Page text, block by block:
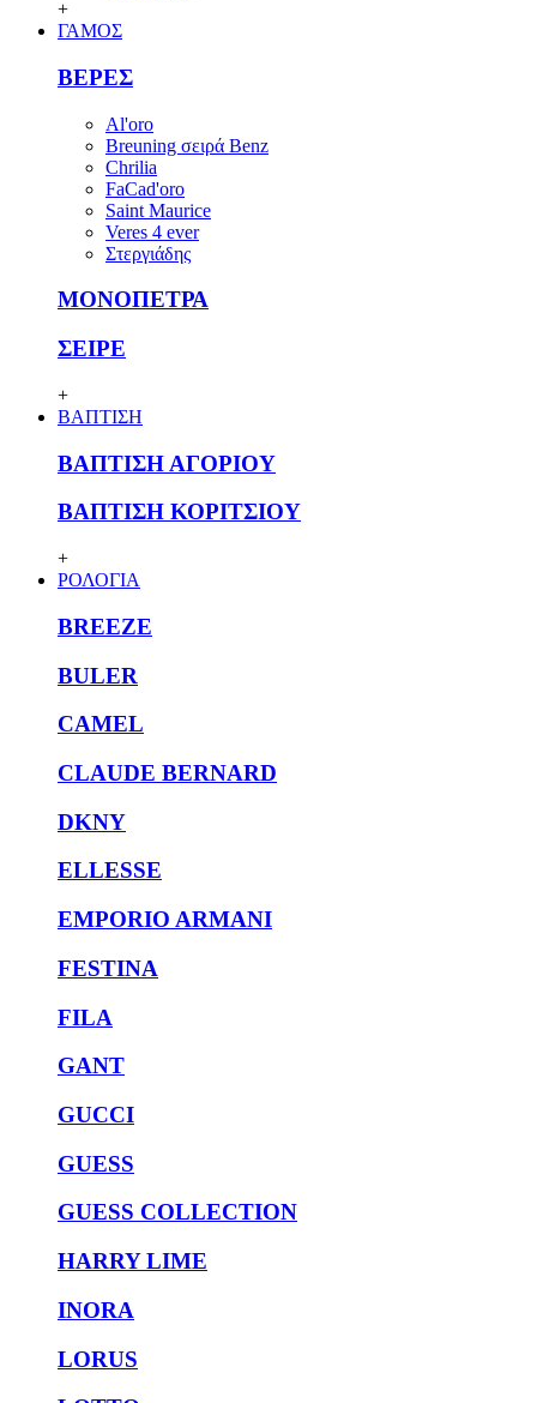
+
ΓΑΜΟΣ
ΒΕΡΕΣ
Al'oro
Breuning σειρά Benz
Chrilia
FaCad'oro
Saint Maurice
Veres 4 ever
Στεργιάδης
ΜΟΝΟΠΕΤΡΑ
ΣΕΙΡΕ
+
ΒΑΠΤΙΣΗ
ΒΑΠΤΙΣΗ ΑΓΟΡΙΟΥ
ΒΑΠΤΙΣΗ ΚΟΡΙΤΣΙΟΥ
+
ΡΟΛΟΓΙΑ
BREEZE
BULER
CAMEL
CLAUDE BERNARD
DKNY
ELLESSE
EMPORIO ARMANI
FESTINA
FILA
GANT
GUCCI
GUESS
GUESS COLLECTION
HARRY LIME
INORA
LORUS